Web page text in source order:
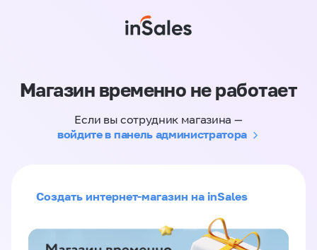
Магазин временно не работает
Если вы сотрудник магазина —
войдите в панель администратора
Создать интернет-магазин на inSales